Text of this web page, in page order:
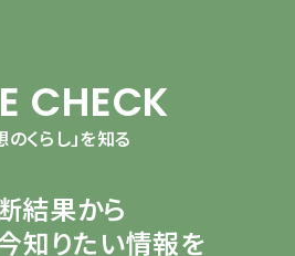
CHECK
のくらし」を知る
結果から
知りたい情報を